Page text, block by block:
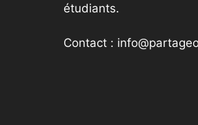
étudiants.
Contact :